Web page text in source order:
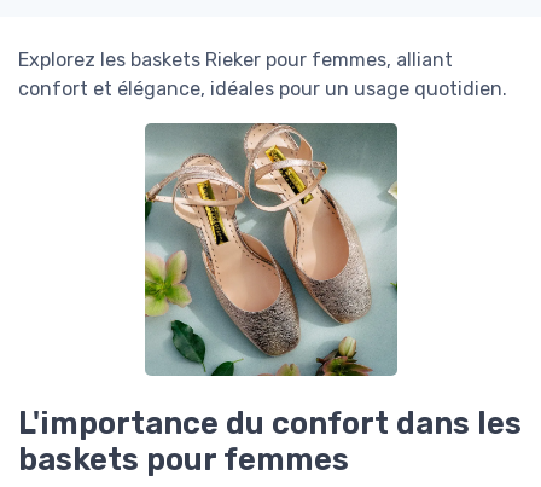
Explorez les baskets Rieker pour femmes, alliant
confort et élégance, idéales pour un usage quotidien.
L'importance du confort dans les
baskets pour femmes